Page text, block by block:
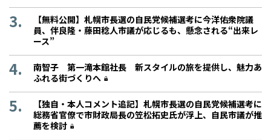
【無料公開】札幌市長選の自民党候補選考に今洋佑衆院議
員、伴良隆・藤田稔人市議が応じるも、懸念される“出来レ
ース”
南智子 第一滝本館社長 新スタイルの旅を提供し、魅力あ
ふれる街づくりへ
【独自・本人コメント追記】札幌市長選の自民党候補選考に
総務省官僚で市財政局長の笠松拓史氏が浮上、自民市議が推
薦を検討